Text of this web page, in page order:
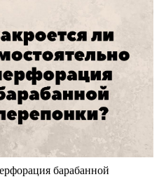
барабанной